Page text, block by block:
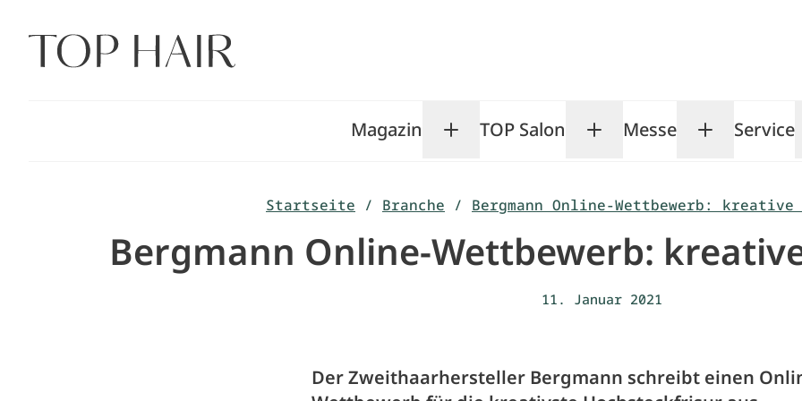
Inhalt
springen
Magazin Toggle Magazin submenu
TOP Salon Toggle TOP Salon
Messe ToggleService
Startseite / Branche / Bergmann Online-Wettbewerb:
Bergmann Online-Wettbewerb:
11. Januar 2021
Der Zweithaarhersteller Bergmann schreibt einen